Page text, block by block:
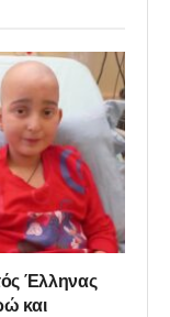
Έλληνας
και